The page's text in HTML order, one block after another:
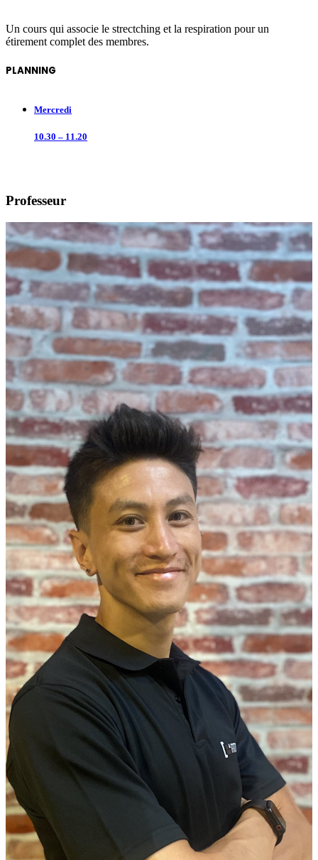
Un cours qui associe le strectching et la respiration pour un
étirement complet des membres.
PLANNING
Mercredi
10.30 – 11.20
Professeur